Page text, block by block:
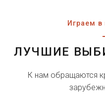
Играем в
ЛУЧШИЕ
К нам обращаются